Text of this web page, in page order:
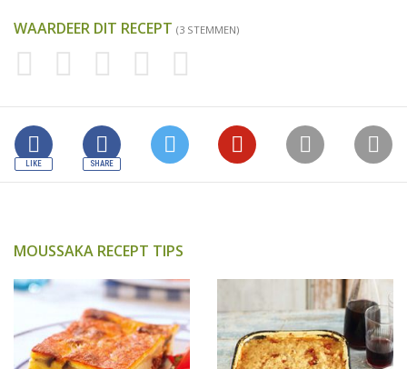
WAARDEER DIT RECEPT (3 STEMMEN)
MOUSSAKA RECEPT TIPS